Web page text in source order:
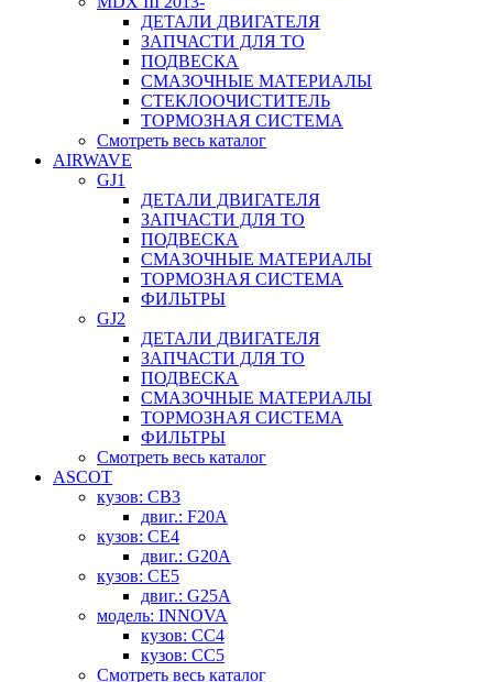
ДЕТАЛИ ДВИГАТЕЛЯ
ЗАПЧАСТИ ДЛЯ ТО
ПОДВЕСКА
СМАЗОЧНЫЕ МАТЕРИАЛЫ
СТЕКЛООЧИСТИТЕЛЬ
ТОРМОЗНАЯ СИСТЕМА
Смотреть весь каталог
AIRWAVE
GJ1
ДЕТАЛИ ДВИГАТЕЛЯ
ЗАПЧАСТИ ДЛЯ ТО
ПОДВЕСКА
СМАЗОЧНЫЕ МАТЕРИАЛЫ
ТОРМОЗНАЯ СИСТЕМА
ФИЛЬТРЫ
GJ2
ДЕТАЛИ ДВИГАТЕЛЯ
ЗАПЧАСТИ ДЛЯ ТО
ПОДВЕСКА
СМАЗОЧНЫЕ МАТЕРИАЛЫ
ТОРМОЗНАЯ СИСТЕМА
ФИЛЬТРЫ
Смотреть весь каталог
ASCOT
кузов: CB3
двиг.: F20A
кузов: CE4
двиг.: G20A
кузов: CE5
двиг.: G25A
модель: INNOVA
кузов: CC4
кузов: CC5
Смотреть весь каталог